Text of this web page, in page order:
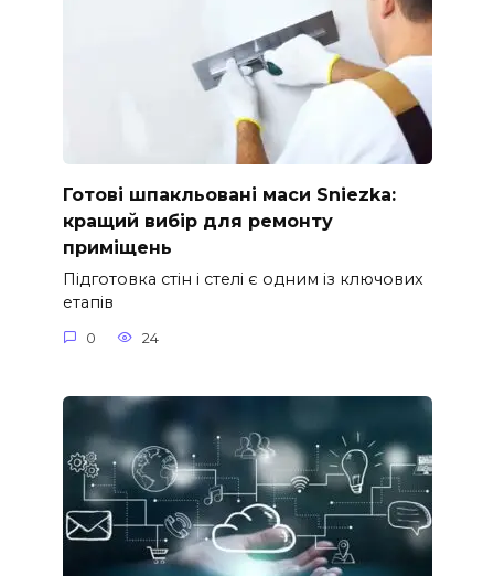
Готові шпакльовані маси Sniezka:
кращий вибір для ремонту
приміщень
Підготовка стін і стелі є одним із ключових
етапів
0 24